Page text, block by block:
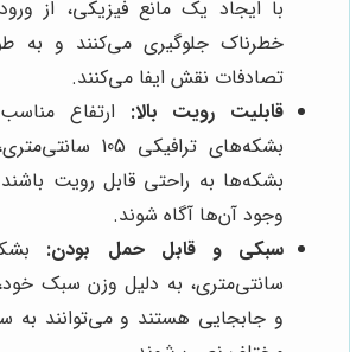
با ایجاد یک مانع فیزیکی، از
خطرناک جلوگیری می‌کنند و به
تصادفات نقش ایفا می‌کنند.
قابلیت رویت بالا: ارتفاع
بشکه‌های
بشکه‌ها به راحتی قابل رویت باشند
وجود آن‌ها آگاه شوند.
سبکی و قابل حمل بودن:
سانتی‌متری، به دلیل وزن سبک
و جابجایی هستند و می‌توانند